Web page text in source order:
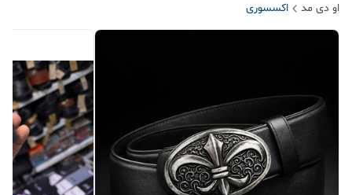
او دی مد اکسسوری